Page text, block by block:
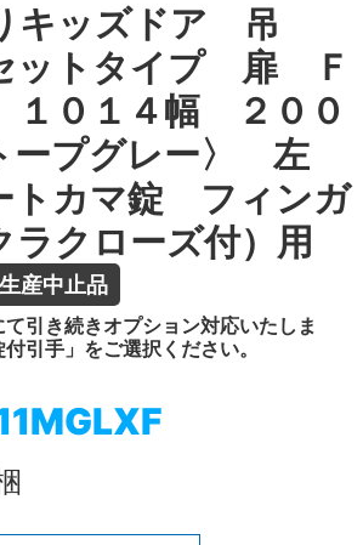
キッズドア 吊
ットタイプ 扉 Ｆ
０１４幅 ２００
ープグレー〉 左
カマ錠 フィンガ
クローズ付）用
産中止品
引き続きオプション対応いたしま
引手」をご選択ください。